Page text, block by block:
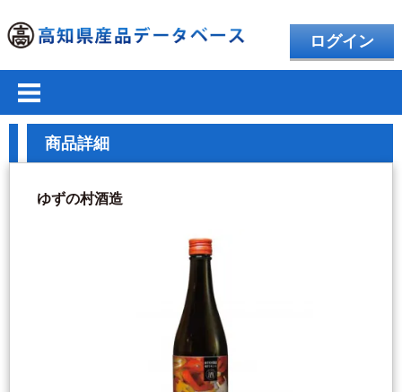
ログイン
商品詳細
ゆずの村酒造